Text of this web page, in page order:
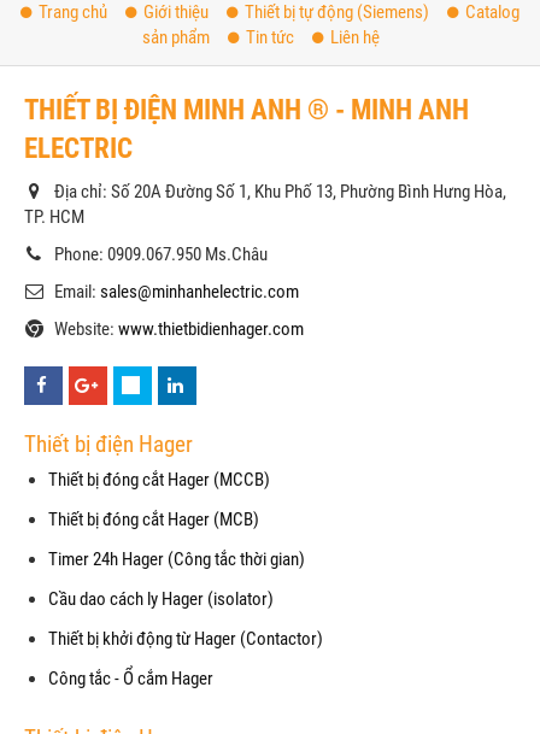
Trang chủ Giới thiệu Thiết bị tự động (Siemens)
Catalog
sản phẩm
Tin tức Liên hệ
THIẾT BỊ ĐIỆN MINH ANH ® - MINH ANH
ELECTRIC
Địa chỉ: Số 20A Đường Số 1, Khu Phố 13, Phường Bình Hưng Hòa,
TP. HCM
Phone: 0909.067.950 Ms.Châu
Email: sales@minhanhelectric.com
Website: www.thietbidienhager.com
Thiết bị điện Hager
Thiết bị đóng cắt Hager (MCCB)
Thiết bị đóng cắt Hager (MCB)
Timer 24h Hager (Công tắc thời gian)
Cầu dao cách ly Hager (isolator)
Thiết bị khởi động từ Hager (Contactor)
Công tắc - Ổ cắm Hager